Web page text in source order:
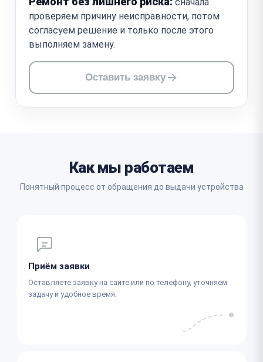
проверяем причину неисправности, потом
согласуем решение и только после этого
выполняем замену.
Оставить заявку
Как мы работаем
Понятный процесс от обращения до выдачи устройства
Приём заявки
Оставляете заявку на сайте или по телефону, уточняем
задачу и удобное время.